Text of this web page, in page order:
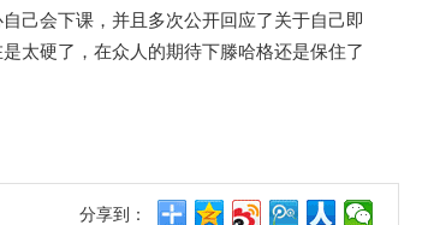
己会下课，并且多次公开回应了关于自己即
太硬了，在众人的期待下滕哈格还是保住了
分享到：